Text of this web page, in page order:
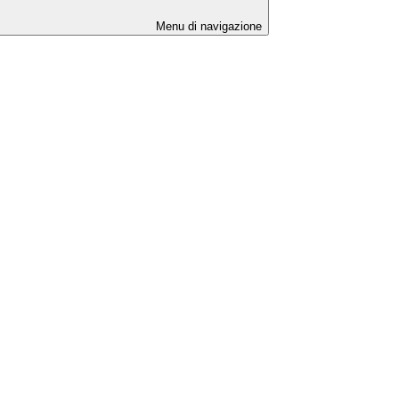
Menu di navigazione